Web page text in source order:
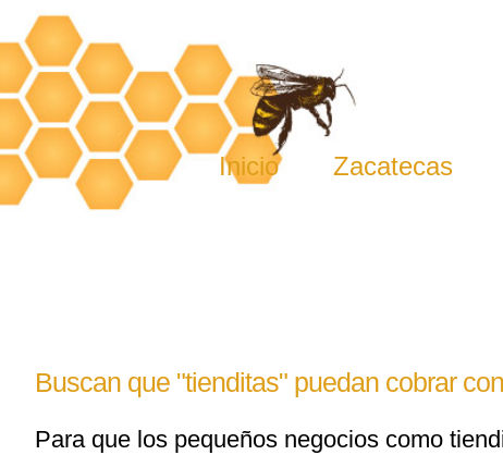
Skip
to
content
Inicio Zacatecas
Buscan que "tienditas" puedan cobrar
Para que los pequeños negocios como